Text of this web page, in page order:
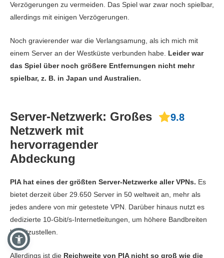
Verzögerungen zu vermeiden. Das Spiel war zwar noch spielbar,
allerdings mit einigen Verzögerungen.
Noch gravierender war die Verlangsamung, als ich mich mit
einem Server an der Westküste verbunden habe. Leider war
das Spiel über noch größere Entfernungen nicht mehr
spielbar, z. B. in Japan und Australien.
Server-Netzwerk: Großes
Netzwerk mit
hervorragender
Abdeckung
9.8
PIA hat eines der größten Server-Netzwerke aller VPNs. Es
bietet derzeit über 29.650 Server in 50 weltweit an, mehr als
jedes andere von mir getestete VPN. Darüber hinaus nutzt es
dedizierte 10-Gbit/s-Internetleitungen, um höhere Bandbreiten
bereitzustellen.
Allerdings ist die Reichweite von PIA nicht so groß wie die